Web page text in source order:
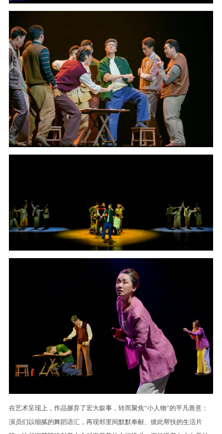
在艺术呈现上，作品摒弃了宏大叙事，转而聚焦“小人物”的平凡善意：
演员们以细腻的舞蹈语汇，再现邻里间默默奉献、彼此帮扶的生活片